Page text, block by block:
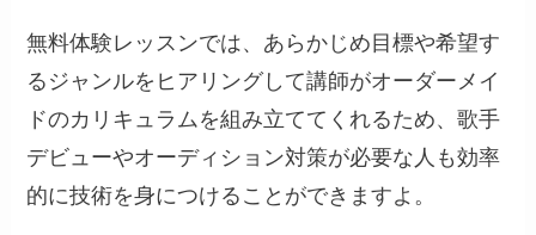
無料体験レッスンでは、あらかじめ目標や希望す
るジャンルをヒアリングして講師がオーダーメイ
ドのカリキュラムを組み立ててくれるため、歌手
デビューやオーディション対策が必要な人も効率
的に技術を身につけることができますよ。